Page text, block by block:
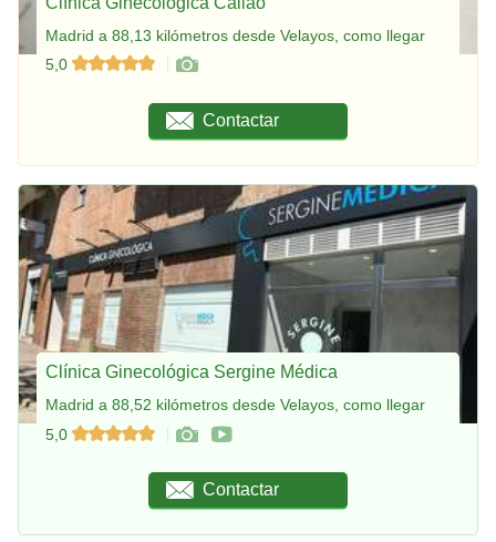
Madrid a 88,13 kilómetros desde Velayos, como llegar
5,0
Contactar
Clínica Ginecológica Sergine Médica
Madrid a 88,52 kilómetros desde Velayos, como llegar
5,0
Contactar